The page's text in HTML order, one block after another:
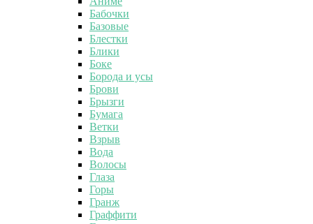
Бабочки
Базовые
Блестки
Блики
Боке
Борода и усы
Брови
Брызги
Бумага
Ветки
Взрыв
Вода
Волосы
Глаза
Горы
Гранж
Граффити